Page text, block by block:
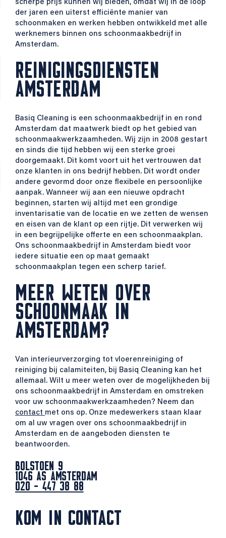
scherpe prijs kunnen wij bieden, omdat wij in de loop
der jaren een uiterst efficiënte manier van
schoonmaken en werken hebben ontwikkeld met alle
werknemers binnen ons schoonmaakbedrijf in
Amsterdam.
REINIGINGSDIENSTEN
AMSTERDAM
Basiq Cleaning is een schoonmaakbedrijf in en rond
Amsterdam dat maatwerk biedt op het gebied van
schoonmaakwerkzaamheden. Wij zijn in 2008 gestart
en sinds die tijd hebben wij een sterke groei
doorgemaakt. Dit komt voort uit het vertrouwen dat
onze klanten in ons bedrijf hebben. Dit wordt onder
andere gevormd door onze flexibele en persoonlijke
aanpak. Wanneer wij aan een nieuwe opdracht
beginnen, starten wij altijd met een grondige
inventarisatie van de locatie en we zetten de wensen
en eisen van de klant op een rijtje. Dit verwerken wij
in een begrijpelijke offerte en een schoonmaakplan.
Ons schoonmaakbedrijf in Amsterdam biedt voor
iedere situatie een op maat gemaakt
schoonmaakplan tegen een scherp tarief.
MEER WETEN OVER
SCHOONMAAK IN
AMSTERDAM?
Van interieurverzorging tot vloerenreiniging of
reiniging bij calamiteiten, bij Basiq Cleaning kan het
allemaal. Wilt u meer weten over de mogelijkheden bij
ons schoonmaakbedrijf in Amsterdam en omstreken
voor uw schoonmaakwerkzaamheden? Neem dan
contact met ons op. Onze medewerkers staan klaar
om al uw vragen over ons schoonmaakbedrijf in
Amsterdam en de aangeboden diensten te
beantwoorden.
BOLSTOEN 9
1046 AS AMSTERDAM
020 - 447 38 88
KOM IN CONTACT